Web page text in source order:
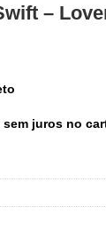
–
sem juros no